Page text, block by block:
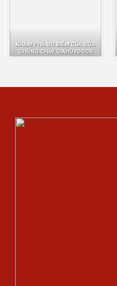
KHÁM PHÁ ƯU ĐIỂM CỦA CỬA
CHỐNG CHÁY GIAHUYDOOR